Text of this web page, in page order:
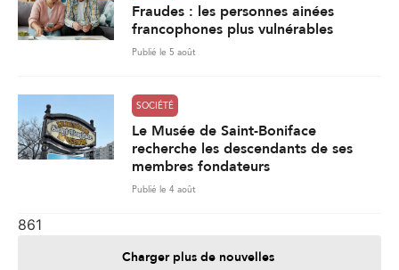
Fraudes : les personnes ainées
francophones plus vulnérables
Publié le 5 août
SOCIÉTÉ
Le Musée de Saint-Boniface
recherche les descendants de ses
membres fondateurs
Publié le 4 août
861
Charger plus de nouvelles